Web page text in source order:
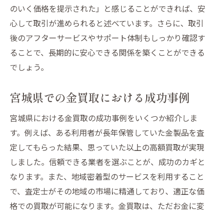
のいく価格を提示された」と感じることができれば、安
心して取引が進められると述べています。さらに、取引
後のアフターサービスやサポート体制もしっかり確認す
ることで、長期的に安心できる関係を築くことができる
でしょう。
宮城県での金買取における成功事例
宮城県における金買取の成功事例をいくつか紹介しま
す。例えば、ある利用者が長年保管していた金製品を査
定してもらった結果、思っていた以上の高額買取が実現
しました。信頼できる業者を選ぶことが、成功のカギと
なります。また、地域密着型のサービスを利用すること
で、査定士がその地域の市場に精通しており、適正な価
格での買取が可能になります。金買取は、ただお金に変